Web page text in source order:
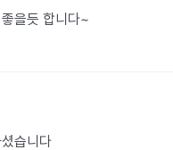
을듯 합니다~
습니다